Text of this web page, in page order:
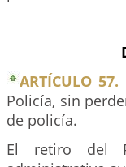
ARTÍCULO 57.
Policía, sin
de policía.
El retiro del